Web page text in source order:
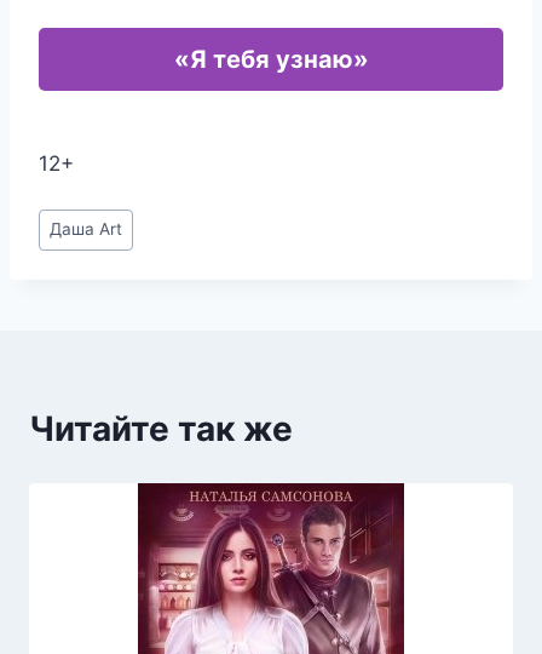
«Я тебя узнаю»
12+
Метки
записи:
Даша Art
Читайте так же